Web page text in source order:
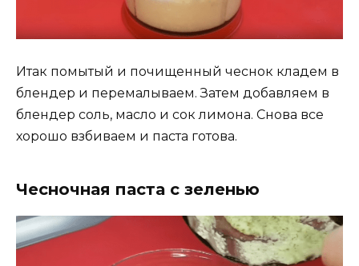
Итак помытый и почищенный чеснок кладем в
блендер и перемалываем. Затем добавляем в
блендер соль, масло и сок лимона. Снова все
хорошо взбиваем и паста готова.
Чесночная паста с зеленью